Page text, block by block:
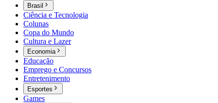
Brasil
Ciência e Tecnologia
Colunas
Copa do Mundo
Cultura e Lazer
Economia
Educação
Emprego e Concursos
Entretenimento
Esportes
Games